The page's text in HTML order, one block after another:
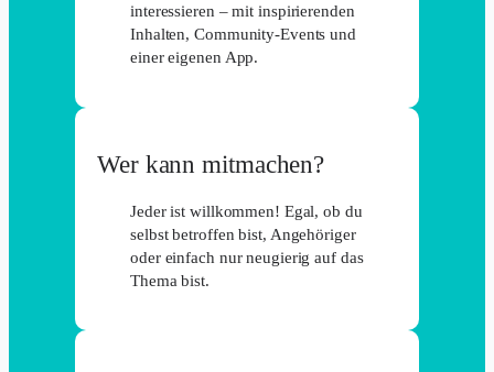
interessieren – mit inspirierenden
Inhalten, Community-Events und
einer eigenen App.
Wer kann mitmachen?
Jeder ist willkommen! Egal, ob du
selbst betroffen bist, Angehöriger
oder einfach nur neugierig auf das
Thema bist.